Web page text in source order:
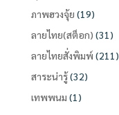
ภาพฮวงจุ้ย (19)
ลายไทย(สต็อก) (31)
ลายไทยสั่งพิมพ์ (211)
สาระน่ารู้(32)
เทพพนม (1)